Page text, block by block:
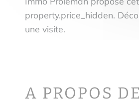
property.price_hidden.
une visite.
A PROPOS DE